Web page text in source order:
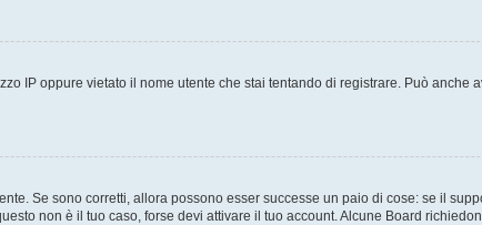
IP oppure vietato il nome utente che stai tentando di registrare. Può
Se sono corretti, allora possono esser successe un paio di cose: se il
non è il tuo caso, forse devi attivare il tuo account. Alcune Board